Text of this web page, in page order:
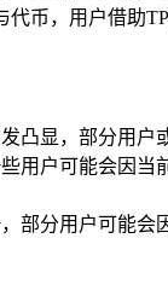
币，用户借助
凸显，部分用
用户可能会因
部分用户可能会